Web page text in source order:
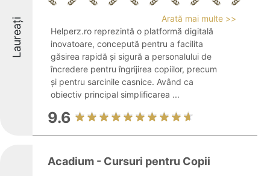
Laureați
Arată mai multe >>
Helperz.ro reprezintă o platformă digitală
inovatoare, concepută pentru a facilita
găsirea rapidă și sigură a personalului de
încredere pentru îngrijirea copiilor, precum
și pentru sarcinile casnice. Având ca
obiectiv principal simplificarea ...
9.6
Acadium - Cursuri pentru Copii